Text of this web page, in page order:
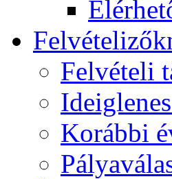
Felvételi
Korábbi